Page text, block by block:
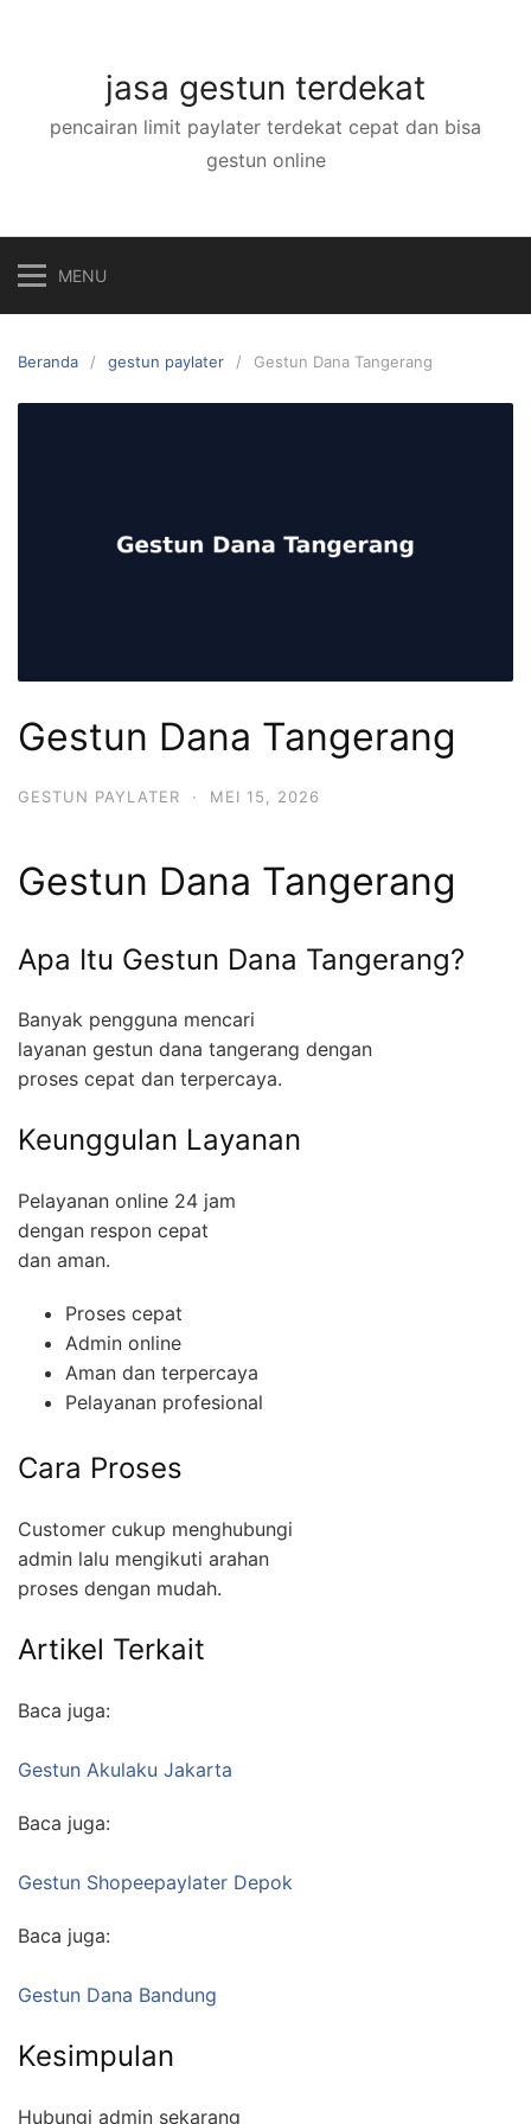
jasa gestun terdekat
pencairan limit paylater terdekat cepat dan bisa
gestun online
MENU
Beranda gestun paylater Gestun Dana Tangerang
Gestun Dana Tangerang
GESTUN PAYLATER · MEI 15, 2026
Gestun Dana Tangerang
Apa Itu Gestun Dana Tangerang?
Banyak pengguna mencari
layanan gestun dana tangerang dengan
proses cepat dan terpercaya.
Keunggulan Layanan
Pelayanan online 24 jam
dengan respon cepat
dan aman.
Proses cepat
Admin online
Aman dan terpercaya
Pelayanan profesional
Cara Proses
Customer cukup menghubungi
admin lalu mengikuti arahan
proses dengan mudah.
Artikel Terkait
Baca juga:
Gestun Akulaku Jakarta
Baca juga:
Gestun Shopeepaylater Depok
Baca juga:
Gestun Dana Bandung
Kesimpulan
Hubungi admin sekarang